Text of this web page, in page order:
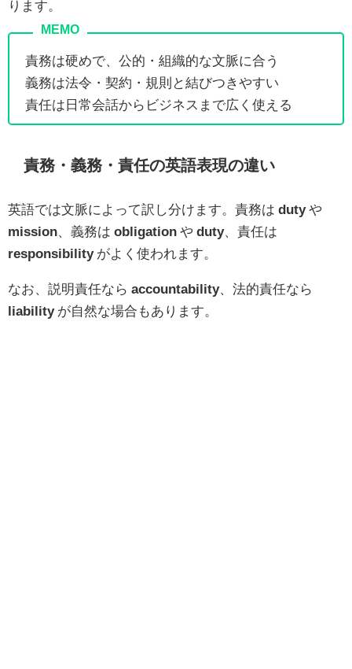
ります。
責務は硬めで、公的・組織的な文脈に合う
義務は法令・契約・規則と結びつきやすい
責任は日常会話からビジネスまで広く使える
責務・義務・責任の英語表現の違い
英語では文脈によって訳し分けます。責務は dutyや
mission 、義務は obligation や duty、責任は
responsibilityがよく使われます。
なお、説明責任なら accountability、法的責任なら
liabilityが自然な場合もあります。